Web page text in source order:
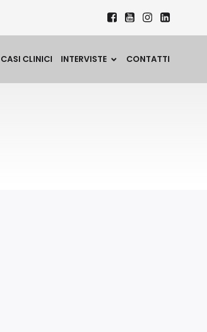
CASI CLINICI INTERVISTE CONTATTI